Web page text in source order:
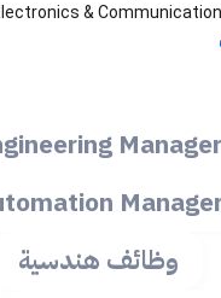
&
Manager
وظائف هندسية